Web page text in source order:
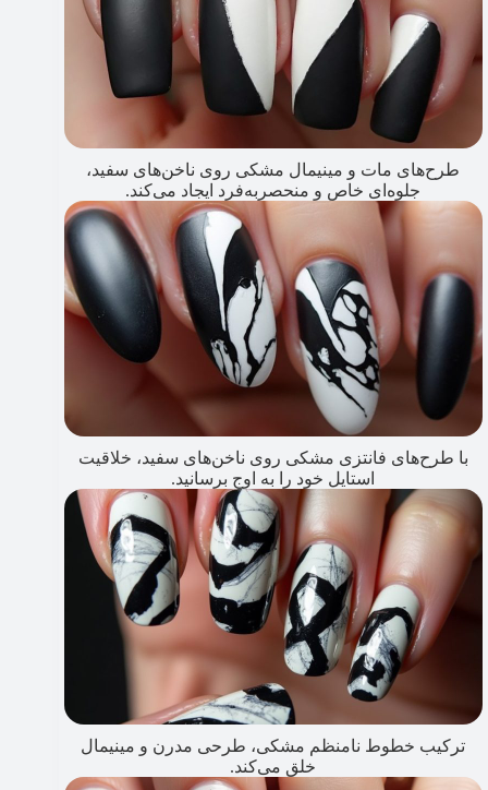
طرح‌های مات و مینیمال مشکی روی ناخن‌های سفید،
جلوه‌ای خاص و منحصربه‌فرد ایجاد می‌کند.
با طرح‌های فانتزی مشکی روی ناخن‌های سفید، خلاقیت
استایل خود را به اوج برسانید.
ترکیب خطوط نامنظم مشکی، طرحی مدرن و مینیمال
خلق می‌کند.